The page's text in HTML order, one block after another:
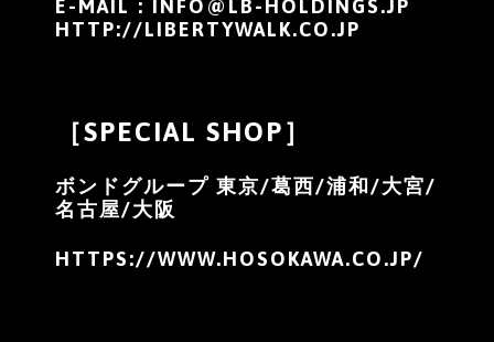
E-MAIL： INFO@LB-HOLDINGS.JP
HTTP://LIBERTYWALK.CO.JP
［SPECIAL SHOP］
ボンドグループ 東京/葛西/浦和/大宮/
名古屋/大阪
HTTPS://WWW.HOSOKAWA.CO.JP/